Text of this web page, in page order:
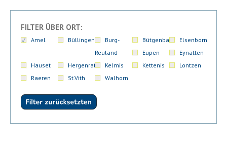
FILTER ÜBER ORT:
Amel Büllingen
Burg-
Reuland
Bütgenbach
Elsenborn
Eupen
Eynatten
Hauset
Hergenrath Kelmis Kettenis
Lontzen
Raeren
St.Vith Walhorn